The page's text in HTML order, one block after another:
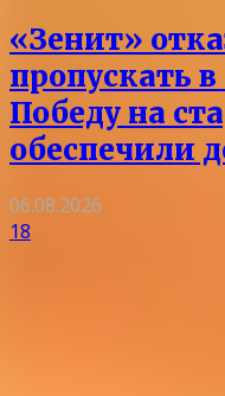
«Зенит»
пропускать в
Победу на
обеспечили
06.08.2026
18